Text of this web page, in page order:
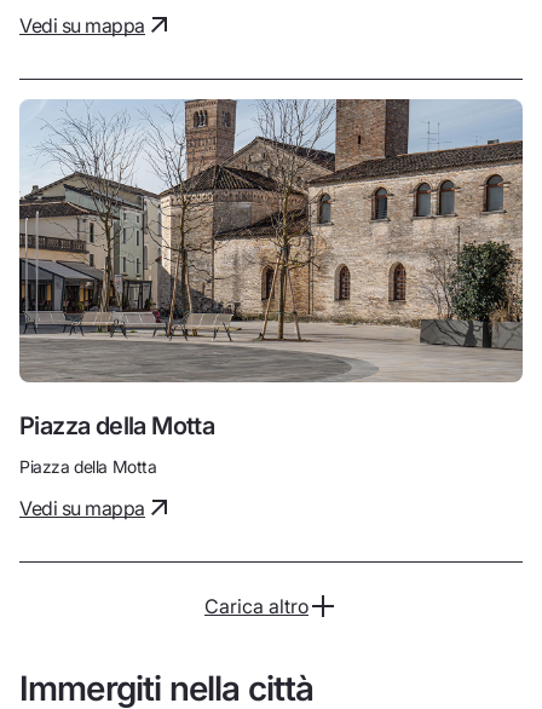
Vedi su mappa
Piazza della Motta
Piazza della Motta
Vedi su mappa
Carica altro
Immergiti nella città